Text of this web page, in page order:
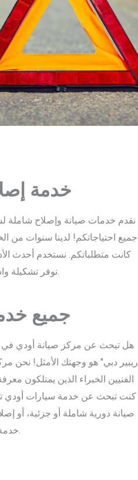
خدمة
نقدم خدمات صيانة وإصلاح شاملة
جميع احتياجاتكم! لدينا سنوات من
كانت متطلباتكم. نستخدم أحدث
نوفر تشكيلة واسعة من قطع الغيار والإكسسوارات لسيارات أودي.
جميع
هل تبحث عن مركز صيانة أودي في
ريبير دبي" هو وجهتك الأمثل! نحن
الفنيين الخبراء الذين يمتلكون
كنت تبحث عن خدمة سيارات أودي
صيانة دورية شاملة أو جزئية، أو
خدمة أو إصلاح آخر، فتواصل مع مركزنا اليوم.